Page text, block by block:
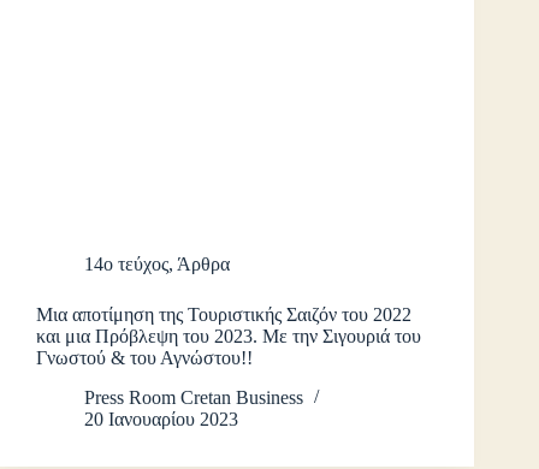
14ο τεύχος, Άρθρα
Μια αποτίμηση της Τουριστικής Σαιζόν του 2022
και μια Πρόβλεψη του 2023. Με την Σιγουριά του
Γνωστού & του Αγνώστου!!
Press Room Cretan Business
20 Ιανουαρίου 2023